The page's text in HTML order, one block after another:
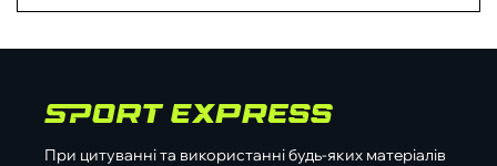
При цитуванні та використанні будь-яких матеріалів